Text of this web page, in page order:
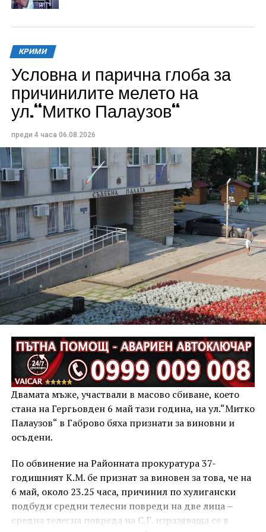
КРИМИ
Условна и парична глоба за
причинилите мелето на
ул.“Митко Палаузов“
преди 4 часа 06.08.2026
Двамата мъже, участвали в масово сбиване, което
стана на Гергьовден 6 май тази година, на ул.“Митко
Палаузов“ в Габрово бяха признати за виновни и
осъдени.
По обвинение на Районната прокуратура 37-
годишният К.М. бе признат за виновен за това, че на
6 май, около 23.25 часа, причинил по хулигански
подбуди средни телесни повреди на две лица –
средна телесна повреда на С.Г. изразяваща се в